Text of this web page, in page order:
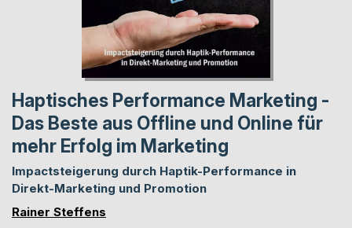
Haptisches Performance Marketing -
Das Beste aus Offline und Online für
mehr Erfolg im Marketing
Impactsteigerung durch Haptik-Performance in
Direkt-Marketing und Promotion
Rainer Steffens